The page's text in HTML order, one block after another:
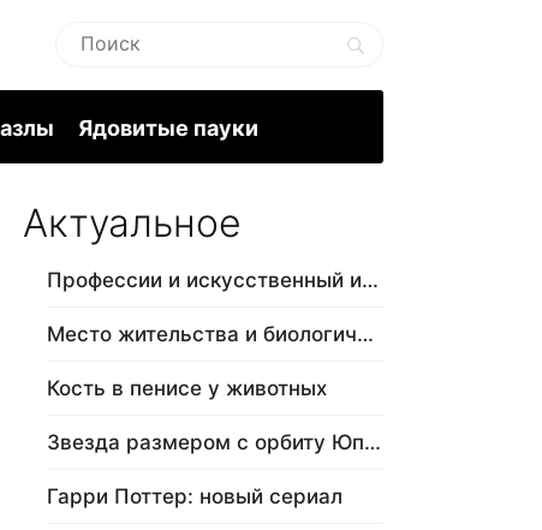
Ядовитые пауки
Актуальное
Профессии и искусственный интеллект
Место жительства и биологический в…
Кость в пенисе у животных
Звезда размером с орбиту Юпитера
Гарри Поттер: новый сериал